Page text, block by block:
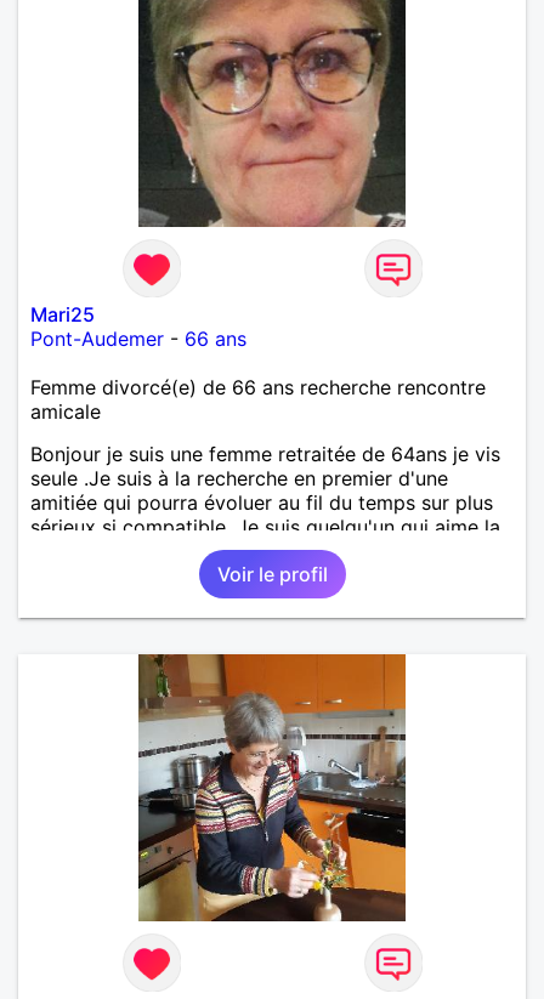
Mari25
Pont-Audemer - 66 ans
Femme divorcé(e) de 66 ans recherche rencontre
amicale
Bonjour je suis une femme retraitée de 64ans je vis
seule .Je suis à la recherche en premier d'une
amitiée qui pourra évoluer au fil du temps sur plus
sérieux si compatible. Je suis quelqu'un qui aime la
nature et les animaux et qui en possède. Donc si
mon profil vous convient j'attends votre message à
Voir le profil